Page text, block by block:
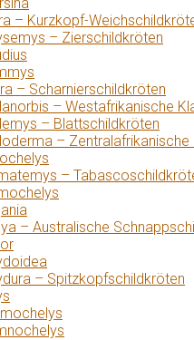
– Kurzkopf-
– Zierschildkröten
– Scharnierschildkröten
– Westafrikanische
– Blattschildkröten
–
–
– Australische
– Spitzkopfschildkröten